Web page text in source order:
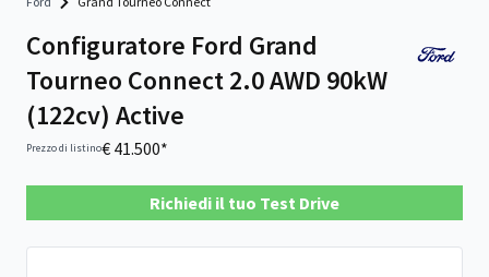
Configuratore Ford Grand
Tourneo Connect 2.0 AWD 90kW
(122cv) Active
Prezzo di listino€ 41.500*
Richiedi il tuo Test Drive